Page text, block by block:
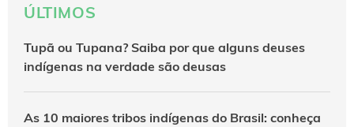
ÚLTIMOS
Tupã ou Tupana? Saiba por que alguns deuses
indígenas na verdade são deusas
As 10 maiores tribos indígenas do Brasil: conheça